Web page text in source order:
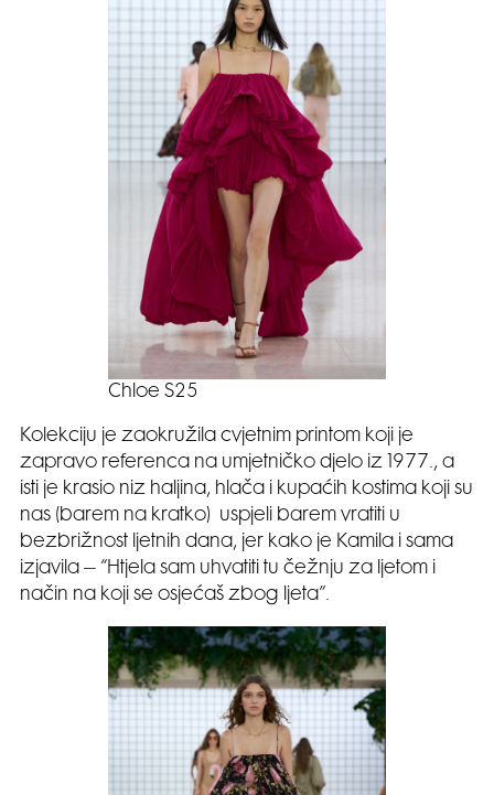
Chloe S25
Kolekciju je zaokružila cvjetnim printom koji je
zapravo referenca na umjetničko djelo iz 1977., a
isti je krasio niz haljina, hlača i kupaćih kostima koji su
nas (barem na kratko) uspjeli barem vratiti u
bezbrižnost ljetnih dana, jer kako je Kamila i sama
izjavila – “Htjela sam uhvatiti tu čežnju za ljetom i
način na koji se osjećaš zbog ljeta”.